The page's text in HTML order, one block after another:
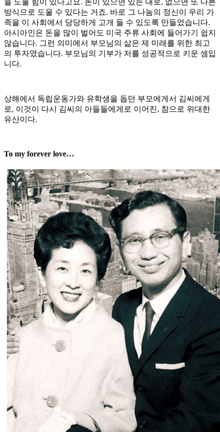
을 도울 힘이 있다고요. 돈이 있으면 있는 대로, 없으면 또 다른
방식으로 도울 수 있다는 거죠. 바로 그 나눔의 정신이 우리 가
족을 이 사회에서 당당하게 고개 들 수 있도록 만들었습니다.
아시아인은 돈을 많이 벌어도 미국 주류 사회에 들어가기 쉽지
않습니다. 그런 의미에서 부모님의 삶은 제 미래를 위한 최고
의 투자였습니다. 부모님의 기부가 저를 성공적으로 키운 셈입
니다.
상해에서 독립운동가와 유학생을 돕던 부모에게서 김씨에게
로, 이것이 다시 김씨의 아들들에게로 이어진, 참으로 위대한
유산이다.
To my forever love…